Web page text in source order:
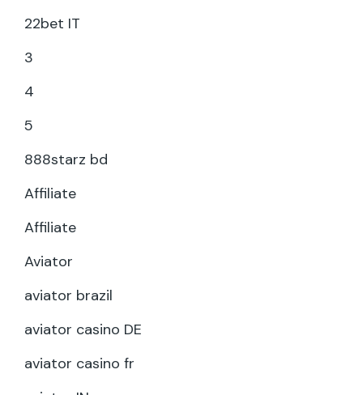
22bet IT
3
4
5
888starz bd
Affiliate
Affiliate
Aviator
aviator brazil
aviator casino DE
aviator casino fr